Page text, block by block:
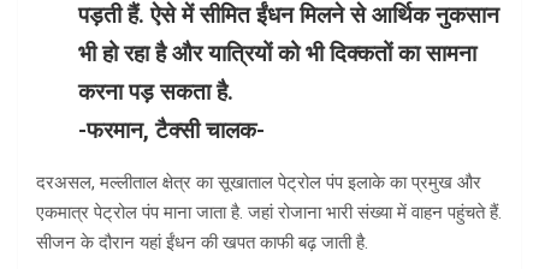
पड़ती हैं. ऐसे में सीमित ईंधन मिलने से आर्थिक नुकसान
भी हो रहा है और यात्रियों को भी दिक्कतों का सामना
करना पड़ सकता है.
-फरमान, टैक्सी चालक-
दरअसल, मल्लीताल क्षेत्र का सूखाताल पेट्रोल पंप इलाके का प्रमुख और
एकमात्र पेट्रोल पंप माना जाता है. जहां रोजाना भारी संख्या में वाहन पहुंचते हैं.
सीजन के दौरान यहां ईंधन की खपत काफी बढ़ जाती है.